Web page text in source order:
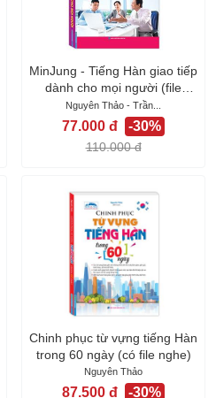
MinJung - Tiếng Hàn giao tiếp
dành cho mọi người (file
nghe...
Nguyên Thảo - Trần...
77.000 đ -30%
110.000 đ
Chinh phục từ vựng tiếng Hàn
trong 60 ngày (có file nghe)
Nguyên Thảo
87.500 đ -30%